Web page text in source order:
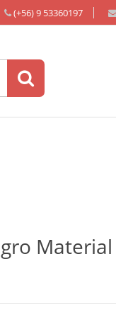
(+56) 9 53360197